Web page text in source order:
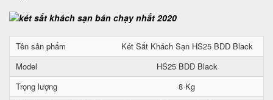
Tên sản phẩm
Két Sắt Khách Sạn HS25 BDD Black
Model
HS25 BDD Black
Trọng lượng
8 Kg